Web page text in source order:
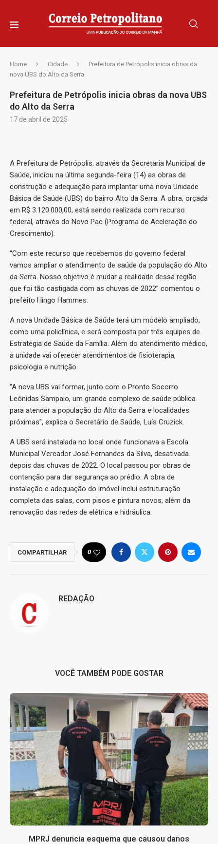
Home Cidade
Prefeitura de Petrópolis inicia obras da
nova UBS do Alto da Serra
Prefeitura de Petrópolis inicia obras da nova UBS
do Alto da Serra
17 de abril de 2025
A Prefeitura de Petrópolis, através da Secretaria Municipal de
Saúde, iniciou na última segunda-feira (14) as obras de
construção e adequação para implantar uma nova Unidade
Básica de Saúde (UBS) do bairro Alto da Serra. A obra, orçada
em R$ 3.120.000,00, está sendo realizada com recurso
federal, através do Novo Pac (Programa de Aceleração do
Crescimento).
“Com este recurso que recebemos do governo federal
vamos ampliar o atendimento de saúde da população do Alto
da Serra. Nosso objetivo é mudar a realidade dessa região
que foi tão castigada com as chuvas de 2022” comentou o
prefeito Hingo Hammes.
A nova Unidade Básica de Saúde terá um modelo ampliado,
como uma policlínica, e será composta por três equipes de
Estratégia de Saúde da Família. Além do atendimento médico,
a unidade vai oferecer atendimentos de fisioterapia,
psicologia e nutrição.
“A nova UBS vai formar, junto com o Pronto Socorro
Leônidas Sampaio, um grande complexo de saúde pública
para atender a população do Alto da Serra e localidades
próximas”, explica o Secretário de Saúde, Luís Cruzick.
A UBS será instalada no local onde funcionava a Escola
Municipal Vereador José Fernandes da Silva, desativada
depois das chuvas de 2022. O local passou por obras de
contenção para dar segurança ao prédio. A obra de
instalação e adequação do imóvel inclui estruturação
completa das salas, com pisos e pintura novos, além da
renovação das redes de elétrica e hidráulica.
COMPARTILHAR 0
REDAÇÃO
VOCÊ TAMBÉM PODE GOSTAR
MPRJ denuncia esquema que causou danos